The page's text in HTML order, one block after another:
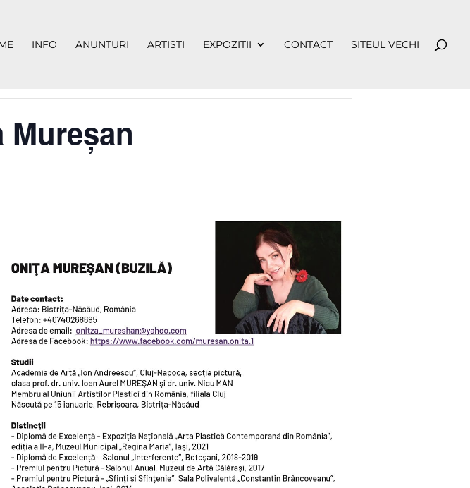
INFO ANUNTURI ARTISTI EXPOZITII CONTACT SITEUL VECHI